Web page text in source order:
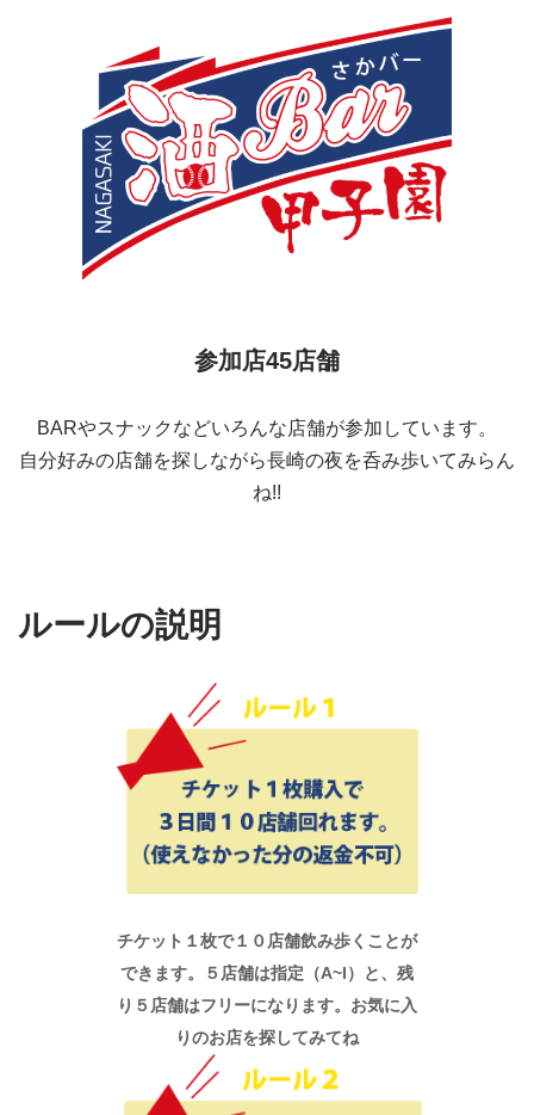
参加店45店舗
BARやスナックなどいろんな店舗が参加しています。
自分好みの店舗を探しながら長崎の夜を呑み歩いてみらん
ね!!
ルールの説明
チケット１枚で１０店舗飲み歩くことが
できます。５店舗は指定（A~I）と、残
り５店舗はフリーになります。お気に入
りのお店を探してみてね